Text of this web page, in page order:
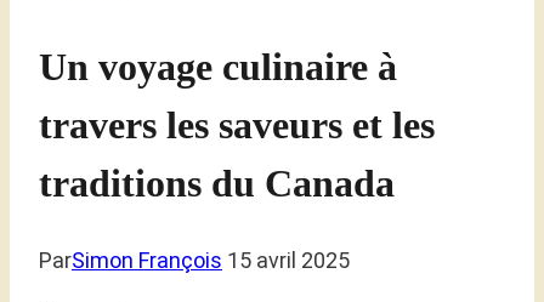
Un voyage culinaire à
travers les saveurs et les
traditions du Canada
ParSimon François 15 avril 2025